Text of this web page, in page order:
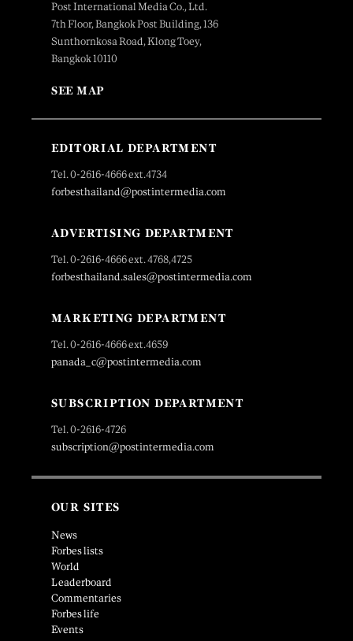
Post International Media Co., Ltd.
7th Floor, Bangkok Post Building, 136
Sunthornkosa Road, Klong Toey,
Bangkok 10110
SEE MAP
EDITORIAL DEPARTMENT
Tel. 0-2616-4666 ext.4734
forbesthailand@postintermedia.com
ADVERTISING DEPARTMENT
Tel. 0-2616-4666 ext. 4768,4725
forbesthailand.sales@postintermedia.com
MARKETING DEPARTMENT
Tel. 0-2616-4666 ext.4659
panada_c@postintermedia.com
SUBSCRIPTION DEPARTMENT
Tel. 0-2616-4726
subscription@postintermedia.com
OUR SITES
News
Forbes lists
World
Leaderboard
Commentaries
Forbes life
Events